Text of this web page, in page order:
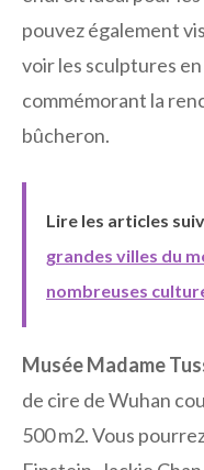
pouvez également
voir les sculptures
commémorant la
bûcheron.
Lire les articles
grandes villes du
nombreuses
Musée Madame
de cire de Wuhan
500 m2. Vous